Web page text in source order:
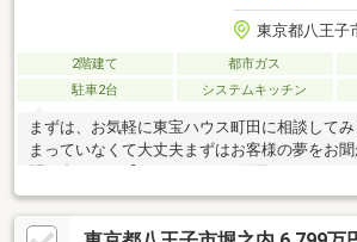
東京都八王子
2階建て 都市ガス
駐車2台
システムキッチン
まずは、お気軽に東宝ハウス町田に相談して
まっていなくて大丈夫まずはお客様の夢をお聞